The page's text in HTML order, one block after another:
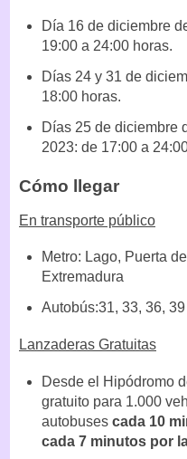
Día 16 de diciembre
19:00 a 24:00 horas.
Días 24 y 31 de
18:00 horas.
Días 25 de diciembre
2023: de 17:00 a
Cómo llegar
En transporte público
Metro: Lago, Puerta
Extremadura
Autobús:31, 33, 36,
Lanzaderas Gratuitas
Desde el Hipódromo
gratuito para 1.000
autobuses cada 10
cada 7 minutos por